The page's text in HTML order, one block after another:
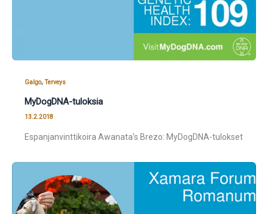
Galgo,Terveys
MyDogDNA-tuloksia
13.2.2018
Espanjanvinttikoira Awanata’s Brezo: MyDogDNA-tulokset